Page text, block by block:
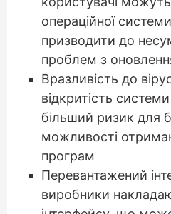
операційної
призводити до
проблем з
Вразливість до
відкритість
більший ризик для
можливості
програм
Перевантажений
виробники